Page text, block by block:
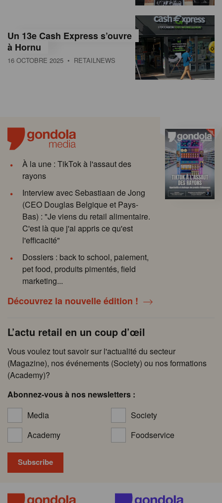
Un 13e Cash Express s’ouvre
à Hornu
16 OCTOBRE 2025 • RETAILNEWS
À la une : TikTok à l'assaut des
rayons
Interview avec Sebastiaan de Jong
(CEO Douglas Belgique et Pays-
Bas) : "Je viens du retail alimentaire.
C'est là que j'ai appris ce qu'est
l'efficacité"
Dossiers : back to school, paiement,
pet food, produits pimentés, field
marketing...
Découvrez la nouvelle édition !
L’actu retail en un coup d’œil
Vous voulez tout savoir sur l'actualité du secteur
(Magazine), nos événements (Society) ou nos formations
(Academy)?
Abonnez-vous à nos newsletters :
Media
Society
Academy
Foodservice